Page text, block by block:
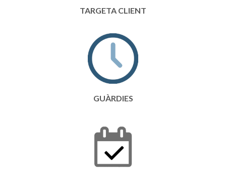
TARGETA CLIENT
GUÀRDIES